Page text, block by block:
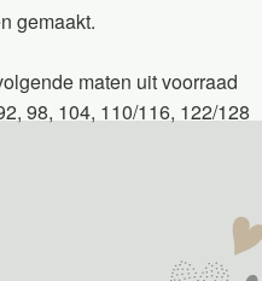
gemaakt.
maten uit voorraad
98, 104, 110/116, 122/128